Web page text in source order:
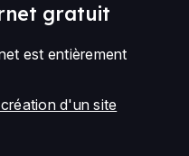
gratuit
est entièrement
d'un site